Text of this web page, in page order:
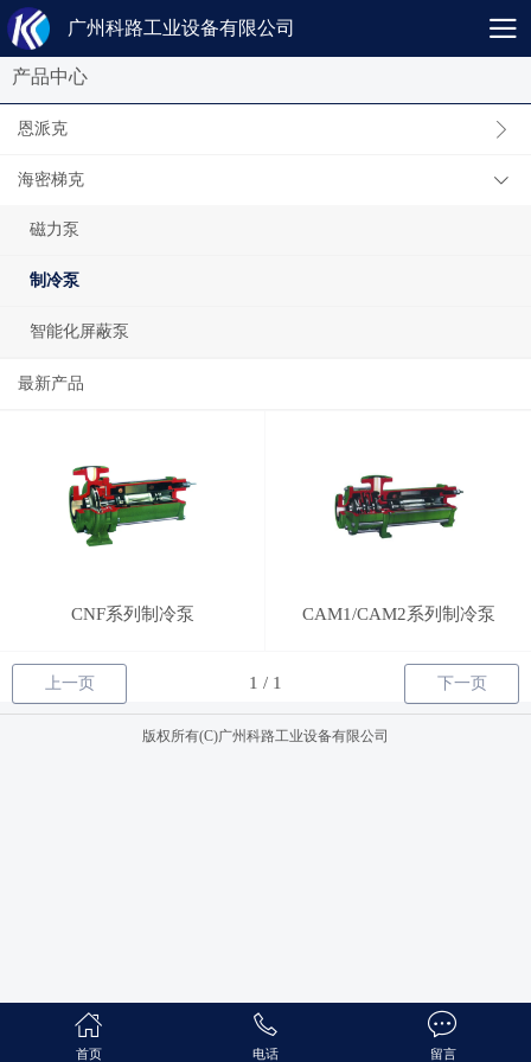
广州科路工业设备有限公司
产品中心
恩派克
海密梯克
磁力泵
制冷泵
智能化屏蔽泵
最新产品
CNF系列制冷泵 CAM1/CAM2系列制冷泵
上一页 下一页
版权所有(C)广州科路工业设备有限公司
首页 电话 留言